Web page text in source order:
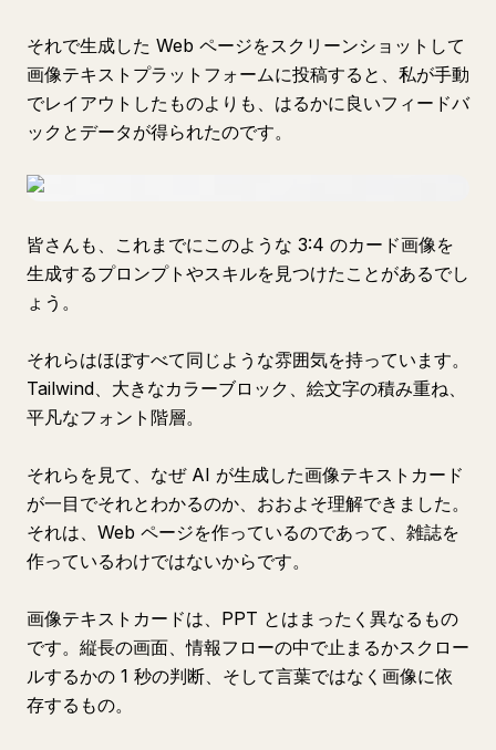
それで生成した Web ページをスクリーンショットして
画像テキストプラットフォームに投稿すると、私が手動
でレイアウトしたものよりも、はるかに良いフィードバ
ックとデータが得られたのです。
皆さんも、これまでにこのような 3:4 のカード画像を
生成するプロンプトやスキルを見つけたことがあるでし
ょう。
それらはほぼすべて同じような雰囲気を持っています。
Tailwind、大きなカラーブロック、絵文字の積み重ね、
平凡なフォント階層。
それらを見て、なぜ AI が生成した画像テキストカード
が一目でそれとわかるのか、おおよそ理解できました。
それは、Web ページを作っているのであって、雑誌を
作っているわけではないからです。
画像テキストカードは、PPT とはまったく異なるもの
です。縦長の画面、情報フローの中で止まるかスクロー
ルするかの 1 秒の判断、そして言葉ではなく画像に依
存するもの。